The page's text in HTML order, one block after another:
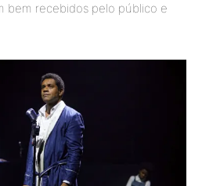
bem recebidos pelo público e